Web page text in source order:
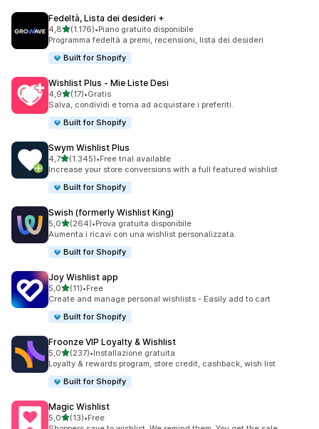
Fedeltà, Lista dei desideri +
4,8stelle su 5
(1.176)
1176 recensioni totali
•Piano gratuito disponibile
Programma fedeltà a premi, recensioni, lista dei desideri
Built for Shopify
Wishlist Plus ‑ Mie Liste Desi
4,9stelle su 5
(17)
17 recensioni totali
•Gratis
Salva, condividi e torna ad acquistare i preferiti.
Built for Shopify
Swym Wishlist Plus
4,7stelle su 5
(1.345)
1345 recensioni totali
•Free trial available
Increase your store conversions with a full featured wishlist
Built for Shopify
Swish (formerly Wishlist King)
5,0stelle su 5
(264)
264 recensioni totali
•Prova gratuita disponibile
Aumenta i ricavi con una wishlist personalizzata.
Built for Shopify
Joy Wishlist app
5,0stelle su 5
(11)
11 recensioni totali
•Free
Create and manage personal wishlists - Easily add to cart
Built for Shopify
Froonze VIP Loyalty & Wishlist
5,0stelle su 5
(237)
237 recensioni totali
•Installazione gratuita
Loyalty & rewards program, store credit, cashback, wish list
Built for Shopify
Magic Wishlist
5,0stelle su 5
(13)
13 recensioni totali
•Free